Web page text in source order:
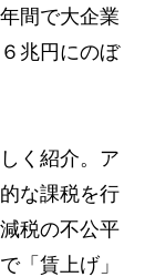
間で大企業
兆円にのぼ
く紹介。ア
な課税を行
税の不公平
「賃上げ」